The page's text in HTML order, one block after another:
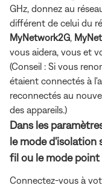
GHz, donnez au
différent de celui du
MyNetwork2G
vous aidera, vous et
(Conseil : Si vous
étaient connectés à
reconnectés au
des appareils.)
Dans les
le mode d'isolation
fil ou le mode point
Connectez-vous à